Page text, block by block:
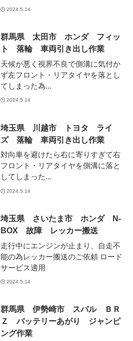
2024.5.14
群馬県 太田市 ホンダ フィッ
ト 落輪 車両引き出し作業
天候が悪く視界不良で側溝に気付か
ず左フロント・リアタイヤを落とし
てしまった為...
2024.5.14
埼玉県 川越市 トヨタ ライ
ズ 落輪 車両引き出し作業
対向車を避けたら右に寄りすぎて右
フロント・リアタイヤを側溝に落と
してしまった...
2024.5.14
埼玉県 さいたま市 ホンダ N-
BOX 故障 レッカー搬送
走行中にエンジンが止まり、自走不
能の為レッカー搬送のご依頼 ロード
サービス適用
2024.5.14
群馬県 伊勢崎市 スバル ＢＲ
Ｚ バッテリーあがり ジャンピ
ング作業